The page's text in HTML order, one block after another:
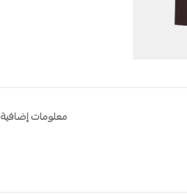
معلومات إضافية